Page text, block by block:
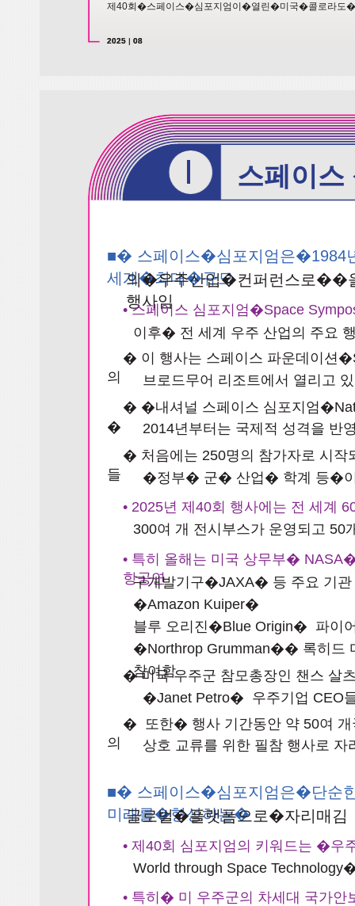
2025 | 08
제40회�스페이스�심포지엄이�열린�미국�콜로라
2025 | 08
I 스페이
■� 스페이스�심포지엄은
세계�최대�규모
의�우주산업�컨퍼런스로
행사임
• 스페이스 심포지엄�Space
이후� 전 세계 우주 산업의 주요
� 이 행사는 스페이스 파운데이션
의
브로드무어 리조트에서 열리고
� �내셔널 스페이스 심포지엄
�
2014년부터는 국제적 성격을 반
� 처음에는 250명의 참가자로 시작
들
�정부� 군� 산업� 학계 등�이
• 2025년 제40회 행사에는 전 세계
300여 개 전시부스가 운영되고 50
• 특히 올해는 미국 상무부�
항공연
구개발기구�JAXA� 등 주요 기
�Amazon Kuiper�
블루 오리진�Blue Origin� 파이
�Northrop Grumman�� 록히드
참여함
� 미국 우주군 참모총장인 챈스 살
�Janet Petro� 우주기업 CEO
� 또한� 행사 기간동안 약 50여 개
의
상호 교류를 위한 필참 행사로 자
■� 스페이스�심포지엄은�단
미래를�형성하는�
글로벌�플랫폼으로�자리매김
• 제40회 심포지엄의 키워드는 �우
World through Space
• 특히� 미 우주군의 차세대 국가